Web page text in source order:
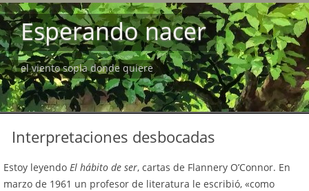
Esperando nacer
el viento sopla donde quiere
Interpretaciones desbocadas
Estoy leyendo El hábito de ser, cartas de Flannery O’Connor. En
marzo de 1961 un profesor de literatura le escribió, «como